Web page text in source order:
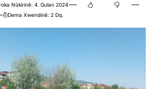
Nûkirinê: 4. Gulan 2024
Dema Xwendinê: 2 Dq.